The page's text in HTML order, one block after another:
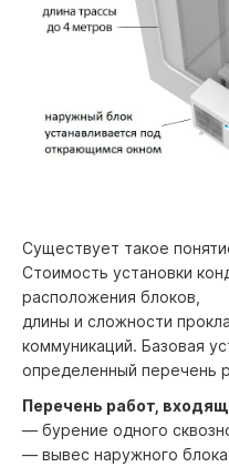
Существует такое
Стоимость установки
расположения блоков,
длины и сложности
коммуникаций. Базовая
определенный перечень
Перечень работ,
— бурение одного
— вывес наружного